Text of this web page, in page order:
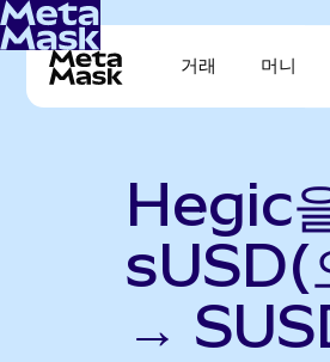
거래 머니
Hegic
sUSD(
→